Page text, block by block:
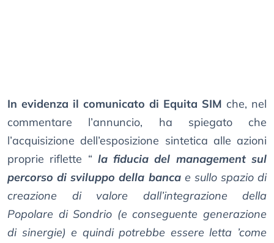
In evidenza il comunicato di Equita SIM che, nel
commentare l’annuncio, ha spiegato che
l’acquisizione dell’esposizione sintetica alle azioni
proprie riflette “ la fiducia del management sul
percorso di sviluppo della bancae sullo spazio di
creazione di valore dall’integrazione della
Popolare di Sondrio (e conseguente generazione
di sinergie) e quindi potrebbe essere letta ’come